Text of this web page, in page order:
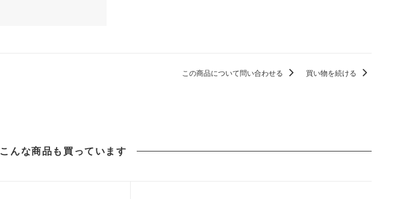
この商品について問い合わせる 買い物を続ける
こんな商品も買っています